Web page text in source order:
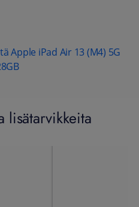
Apple iPad Air 13 (M4) 5G
lisätarvikkeita